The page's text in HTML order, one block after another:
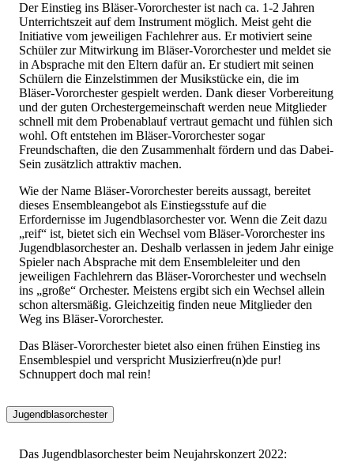
Der Einstieg ins Bläser-Vororchester ist nach ca. 1-2 Jahren
Unterrichtszeit auf dem Instrument möglich. Meist geht die
Initiative vom jeweiligen Fachlehrer aus. Er motiviert seine
Schüler zur Mitwirkung im Bläser-Vororchester und meldet sie
in Absprache mit den Eltern dafür an. Er studiert mit seinen
Schülern die Einzelstimmen der Musikstücke ein, die im
Bläser-Vororchester gespielt werden. Dank dieser Vorbereitung
und der guten Orchestergemeinschaft werden neue Mitglieder
schnell mit dem Probenablauf vertraut gemacht und fühlen sich
wohl. Oft entstehen im Bläser-Vororchester sogar
Freundschaften, die den Zusammenhalt fördern und das Dabei-
Sein zusätzlich attraktiv machen.
Wie der Name Bläser-Vororchester bereits aussagt, bereitet
dieses Ensembleangebot als Einstiegsstufe auf die
Erfordernisse im Jugendblasorchester vor. Wenn die Zeit dazu
„reif“ ist, bietet sich ein Wechsel vom Bläser-Vororchester ins
Jugendblasorchester an. Deshalb verlassen in jedem Jahr einige
Spieler nach Absprache mit dem Ensembleleiter und den
jeweiligen Fachlehrern das Bläser-Vororchester und wechseln
ins „große“ Orchester. Meistens ergibt sich ein Wechsel allein
schon altersmäßig. Gleichzeitig finden neue Mitglieder den
Weg ins Bläser-Vororchester.
Das Bläser-Vororchester bietet also einen frühen Einstieg ins
Ensemblespiel und verspricht Musizierfreu(n)de pur!
Schnuppert doch mal rein!
Jugendblasorchester
Das Jugendblasorchester beim Neujahrskonzert 2022: